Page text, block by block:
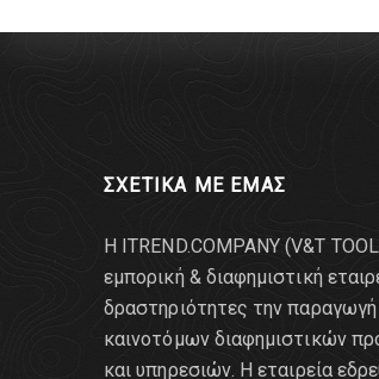
ΣΧΕΤΙΚΑ ΜΕ ΕΜΑΣ
Η ITREND.COMPANY (V&T
εμπορική & διαφημιστική
δραστηριότητες την παραγωγή
καινοτόμων διαφημιστικών
και υπηρεσιών. Η εταιρεία